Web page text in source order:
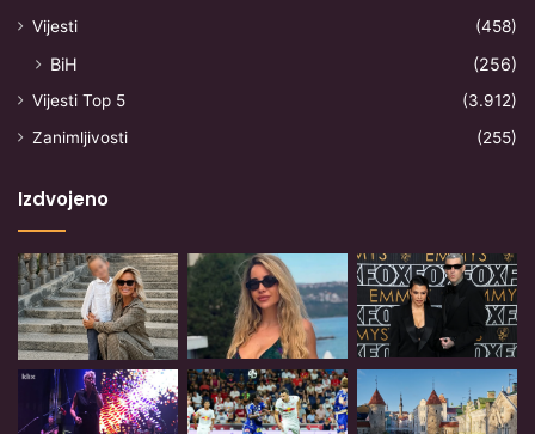
Vijesti
(458)
BiH (256)
Vijesti Top 5
(3.912)
Zanimljivosti
(255)
Izdvojeno